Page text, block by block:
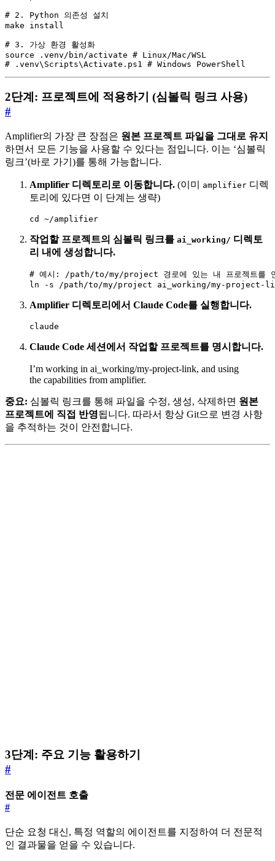
# .venv\Scripts\Activate.ps1 # Windows PowerShell
2단계: 프로젝트에 적용하기 (심볼릭 링크 사용)
#
Amplifier의 가장 큰 장점은 원본 프로젝트 파일을 그대로 유지
하면서 모든 기능을 사용할 수 있다는 점입니다. 이는 ‘심볼릭
링크’(바로 가기)를 통해 가능합니다.
Amplifier 디렉토리로 이동합니다. (이미 amplifier 디렉
토리에 있다면 이 단계는 생략)
cd ~/amplifier
작업할 프로젝트의 심볼릭 링크를 ai_working/ 디렉토
리 내에 생성합니다.
ln -s /path/to/my/project ai_working/my-project-
Amplifier 디렉토리에서 Claude Code를 실행합니다.
claude
Claude Code 세션에서 작업할 프로젝트를 명시합니다.
I’m working in ai_working/my-project-link, and using
the capabilities from amplifier.
중요: 심볼릭 링크를 통해 파일을 수정, 생성, 삭제하면 원본
프로젝트에 직접 반영됩니다. 따라서 항상 Git으로 변경 사항
을 추적하는 것이 안전합니다.
3단계: 주요 기능 활용하기
#
전문 에이전트 호출
#
단순 요청 대신, 특정 역할의 에이전트를 지정하여 더 전문적
인 결과물을 얻을 수 있습니다.